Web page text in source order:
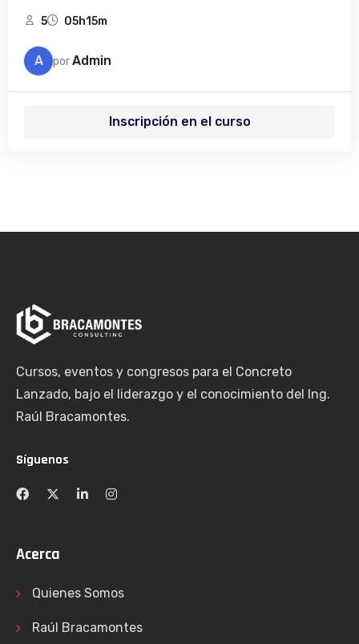
5 05h15m
A porAdmin
Inscripción en el curso
Cursos, eventos y congresos para el Concreto
Lanzado, bajo el liderazgo y el conocimiento del Ing.
Raúl Bracamontes.
Síguenos
Acerca
Quienes Somos
Raúl Bracamontes